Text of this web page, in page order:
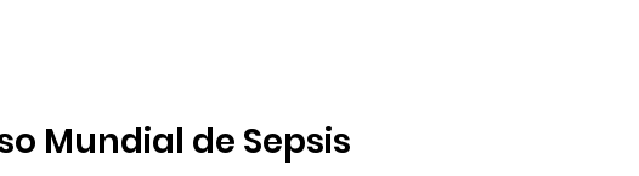
Mundial de Sepsis